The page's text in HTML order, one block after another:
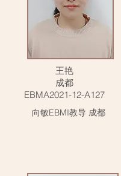
王艳
成都
EBMA2021-12-A127
向敏EBMI教导 成都